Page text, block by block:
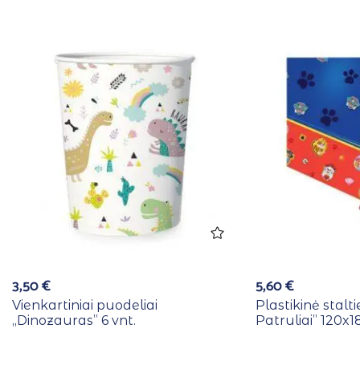
3,50€
Vienkartiniai puodeliai
,,Dinozauras” 6 vnt.
5,60€
Plastikinė
Patruliai”